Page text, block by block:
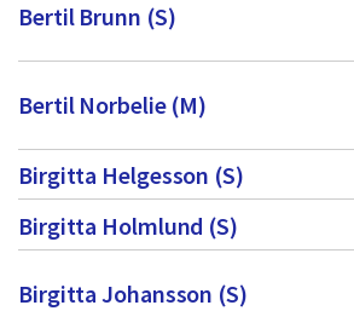
Bertil Brunn (S)
Bertil Norbelie (M)
Birgitta Helgesson (S)
Birgitta Holmlund (S)
Birgitta Johansson (S)